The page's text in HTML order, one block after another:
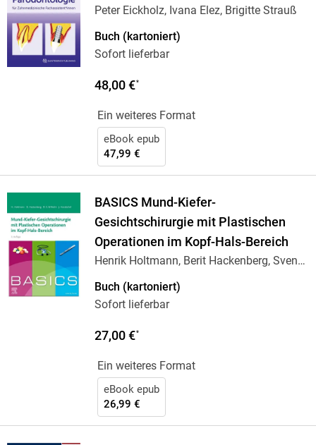
Peter Eickholz, Ivana Elez, Brigitte Strauß
Buch (kartoniert)
Sofort lieferbar
48,00 €*
Ein weiteres Format
eBook epub
47,99 €
BASICS Mund-Kiefer-
Gesichtschirurgie mit Plastischen
Operationen im Kopf-Hals-Bereich
Henrik Holtmann, Berit Hackenberg, Sven
Bastian
Buch (kartoniert)
Sofort lieferbar
27,00 €*
Ein weiteres Format
eBook epub
26,99 €